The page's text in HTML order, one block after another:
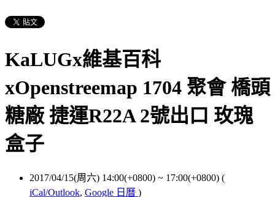
KaLUGx維基百科
xOpenstreemap 1704 聚會 橋頭
糖廠 捷運R22A 2號出口 玫瑰
盒子
2017/04/15(周六) 14:00(+0800) ~ 17:00(+0800) (
iCal/Outlook, Google 日曆 )